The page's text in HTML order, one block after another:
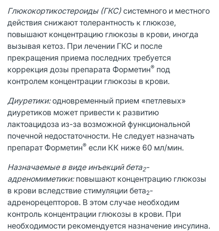
Глюкокортикостероиды (ГКС) системного и местного
действия снижают толерантность к глюкозе,
повышают концентрацию глюкозы в крови, иногда
вызывая кетоз. При лечении ГКС и после
прекращения приема последних требуется
коррекция дозы препарата Форметин® под
контролем концентрации глюкозы в крови.
Диуретики:одновременный прием «петлевых»
диуретиков может привести к развитию
лактоацидоза из-за возможной функциональной
почечной недостаточности. Не следует назначать
препарат Форметин® если КК ниже 60 мл/мин.
Назначаемые в виде инъекций бета2-
адреномиметики:повышают концентрацию глюкозы
в крови вследствие стимуляции бета2-
адренорецепторов. В этом случае необходим
контроль концентрации глюкозы в крови. При
необходимости рекомендуется назначение инсулина.